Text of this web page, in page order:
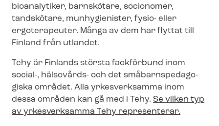
bioanalytiker, barnskötare, socionomer,
tandskötare, munhygienister, fysio- eller
ergoterapeuter. Många av dem har flyttat till
Finland från utlandet.
Tehy är Finlands största fackförbund inom
social-, hälsovårds- och det små­barnspe­da­go­
gis­ka området. Alla yrkesverksamma inom
dessa områden kan gå med i Tehy. Se vilken typ
av yrkesverksamma Tehy representerar.